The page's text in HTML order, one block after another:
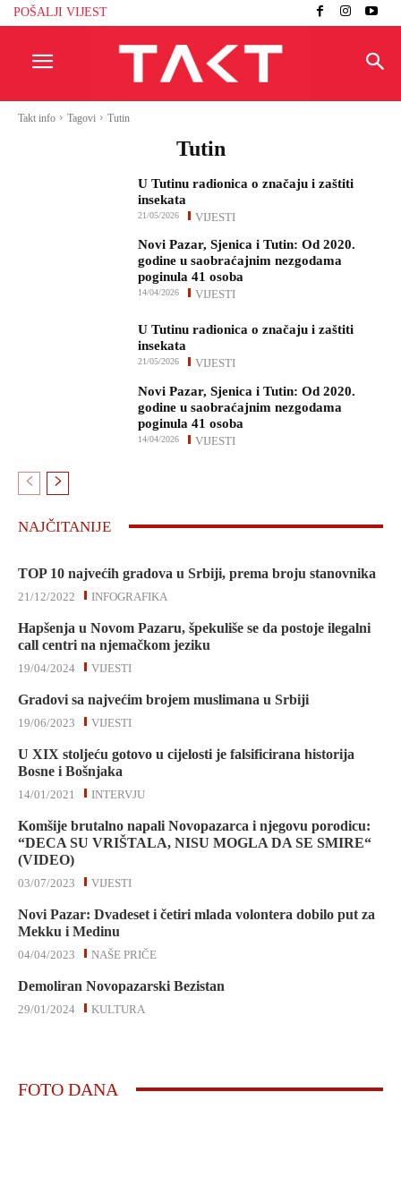
POŠALJI VIJEST
Takt info Tagovi Tutin
Tutin
U Tutinu radionica o značaju i zaštiti
insekata
VIJESTI
21/05/2026
Novi Pazar, Sjenica i Tutin: Od 2020.
godine u saobraćajnim nezgodama
poginula 41 osoba
VIJESTI
14/04/2026
U Tutinu radionica o značaju i zaštiti
insekata
VIJESTI
21/05/2026
Novi Pazar, Sjenica i Tutin: Od 2020.
godine u saobraćajnim nezgodama
poginula 41 osoba
VIJESTI
14/04/2026
NAJČITANIJE
TOP 10 najvećih gradova u Srbiji, prema broju stanovnika
INFOGRAFIKA
21/12/2022
Hapšenja u Novom Pazaru, špekuliše se da postoje ilegalni
call centri na njemačkom jeziku
VIJESTI
19/04/2024
Gradovi sa najvećim brojem muslimana u Srbiji
VIJESTI
19/06/2023
U XIX stoljeću gotovo u cijelosti je falsificirana historija
Bosne i Bošnjaka
INTERVJU
14/01/2021
Komšije brutalno napali Novopazarca i njegovu porodicu:
“DECA SU VRIŠTALA, NISU MOGLA DA SE SMIRE“
(VIDEO)
VIJESTI
03/07/2023
Novi Pazar: Dvadeset i četiri mlada volontera dobilo put za
Mekku i Medinu
NAŠE PRIČE
04/04/2023
Demoliran Novopazarski Bezistan
KULTURA
29/01/2024
FOTO DANA